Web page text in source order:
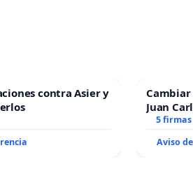
contra Asier y
Juan
5 firmas
Aviso